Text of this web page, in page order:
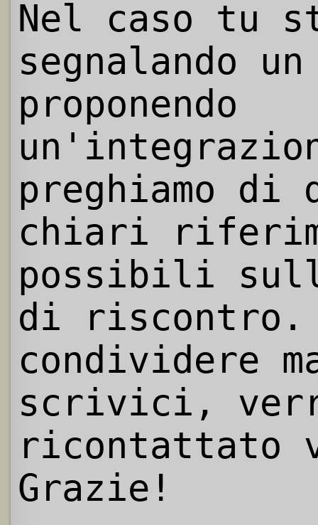
Nel caso tu
segnalando
proponendo
preghiamo
chiari
possibili
di riscontro.
condividere
scrivici,
ricontattato
Grazie!